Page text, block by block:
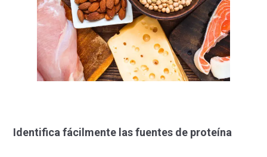
Identifica fácilmente las fuentes de proteína